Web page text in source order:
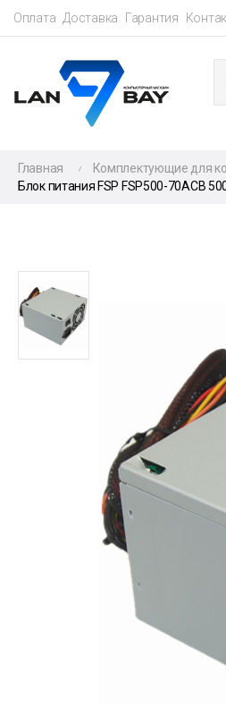
Оплата Доставка Гарантия
Главная Комплектующие для
Блок питания FSP FSP500-70ACB